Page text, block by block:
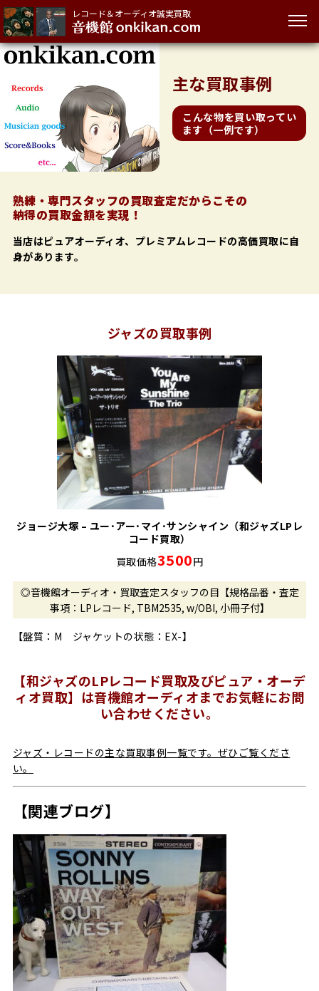
レコード＆オーディオ誠実買取
主な買取事例
こんな物を買い取ってい
ます（一例です）
熟練・専門スタッフの買取査定だからこその
納得の買取金額を実現！
当店はピュアオーディオ、プレミアムレコードの高価買取に自
身があります。
ジャズの買取事例
ジョージ大塚 – ユー･アー･マイ･サンシャイン（和ジャズLPレ
コード買取）
買取価格3500円
◎音機館オーディオ・買取査定スタッフの目【規格品番・査定
事項：LPレコード, TBM2535, w/OBI, 小冊子付】
【盤質：M ジャケットの状態：EX-】
【和ジャズのLPレコード買取及びピュア・オーデ
ィオ買取】は音機館オーディオまでお気軽にお問
い合わせください。
ジャズ・レコードの主な買取事例一覧です。ぜひご覧くださ
い。
【関連ブログ】